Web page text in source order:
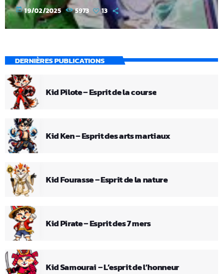
today 19/02/2025 5973 13
DERNIÈRES PUBLICATIONS
Kid Pilote – Esprit de la course
Kid Ken – Esprit des arts martiaux
Kid Fourasse – Esprit de la nature
Kid Pirate – Esprit des 7 mers
Kid Samourai – L’esprit de l’honneur